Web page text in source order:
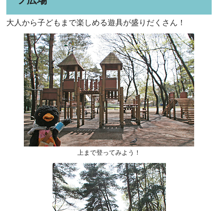
大人から子どもまで楽しめる遊具が盛りだくさん！
上まで登ってみよう！